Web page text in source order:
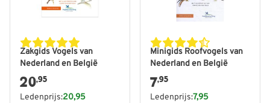
Zakgids Vogels van
Nederland en België
20,95
Ledenprijs:20,95
Minigids Roofvogels van
Nederland en België
7,95
Ledenprijs:7,95